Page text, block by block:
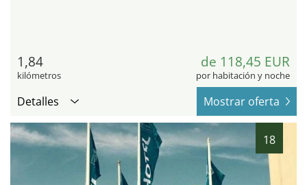
1,84
kilómetros
de 118,45 EUR
por habitación y noche
Detalles Mostrar oferta
18